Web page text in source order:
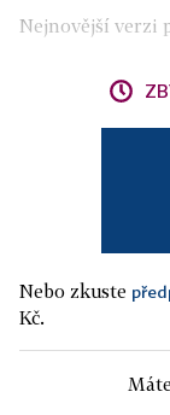
Nejnovější verzi
Nebo zkuste
Kč.